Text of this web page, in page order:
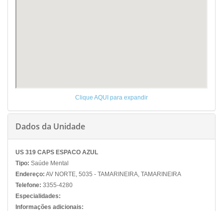
Clique AQUI para expandir
Dados da Unidade
US 319 CAPS ESPACO AZUL
Tipo: Saúde Mental
Endereço: AV NORTE, 5035 - TAMARINEIRA, TAMARINEIRA
Telefone: 3355-4280
Especialidades:
Informações adicionais: